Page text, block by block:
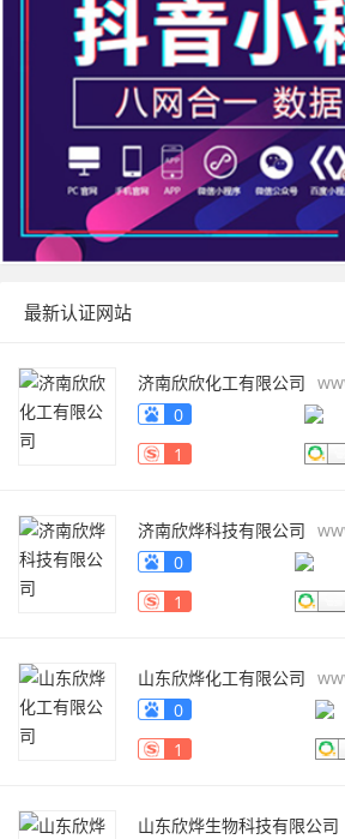
最新认证网站
济南欣欣化工有限公司
0
1
济南欣烨科技有限公司
0
1
山东欣烨化工有限公司
0
1
山东欣烨生物科技有限公司